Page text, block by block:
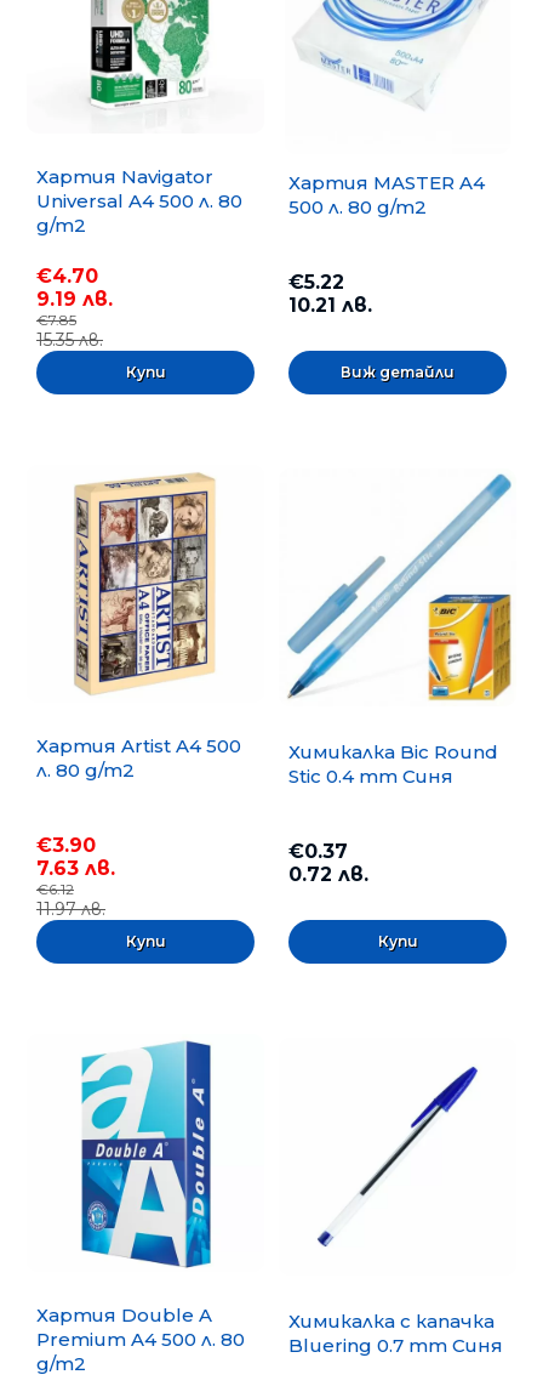
Хартия Navigator
Universal A4 500 л. 80
g/m2
€4.70
9.19 лв.
€7.85
15.35 лв.
Хартия MASTER A4
500 л. 80 g/m2
€5.22
10.21 лв.
Виж детайли
Хартия Artist A4 500
л. 80 g/m2
€3.90
7.63 лв.
€6.12
11.97 лв.
Химикалка Bic Round
Stic 0.4 mm Синя
€0.37
0.72 лв.
Хартия Double A
Premium A4 500 л. 80
g/m2
Химикалка с капачка
Bluering 0.7 mm Синя